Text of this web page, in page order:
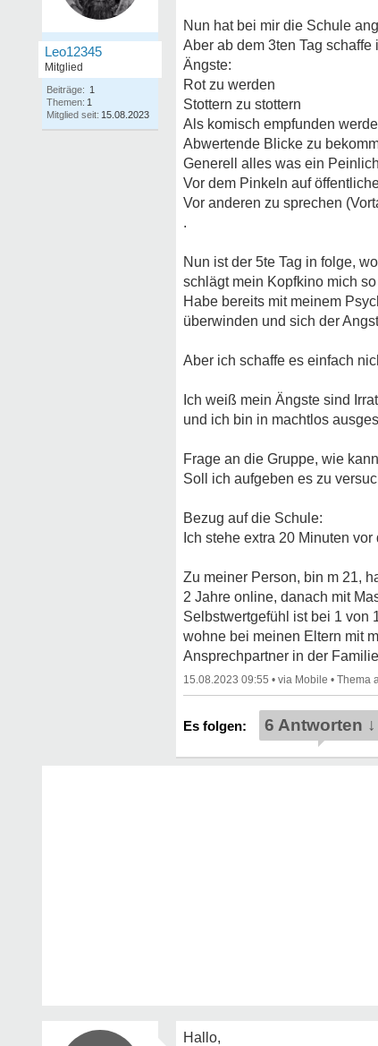
Leo12345
Mitglied
Beiträge: 1
Themen: 1
Mitglied seit: 15.08.2023
Nun hat bei mir die Schule
Aber ab dem 3ten Tag
Ängste:
Rot zu werden
Stottern zu stottern
Als komisch empfunden
Abwertende Blicke zu
Generell alles was ein
Vor dem Pinkeln auf
Vor anderen zu sprechen
.
Nun ist der 5te Tag in folge,
schlägt mein Kopfkino mich
Habe bereits mit meinem
überwinden und sich der
Aber ich schaffe es einfach
Ich weiß mein Ängste sind
und ich bin in machtlos
Frage an die Gruppe, wie
Soll ich aufgeben es zu
Bezug auf die Schule:
Ich stehe extra 20 Minuten
Zu meiner Person, bin m 21,
2 Jahre online, danach mit
Selbstwertgefühl ist bei 1 von
wohne bei meinen Eltern mit
Ansprechpartner in der
15.08.2023 09:55 • •
6 Antworten ↓
Hallo,